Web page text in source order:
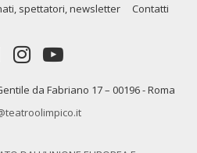
spettatori, newsletter Contatti
da Fabriano 17 – 00196 - Roma